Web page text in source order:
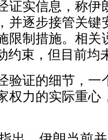
证实信息，称伊
并逐步接管关键
限制措施。相关
约束，但目前均
验证的细节，一
权力的实际重心